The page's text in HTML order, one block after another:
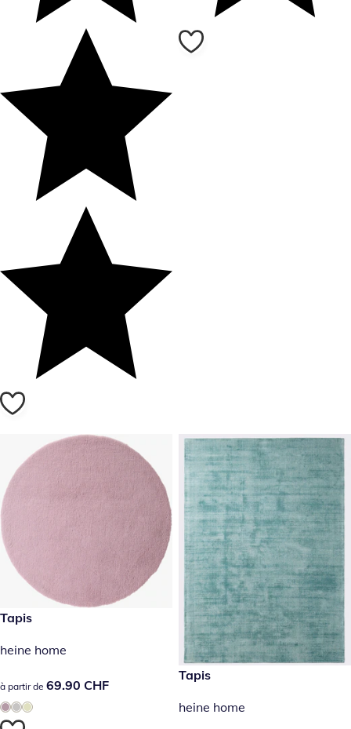
69.90 CHF
Tapis
heine home
69.90 CHF
à partir de 69.90 CHF
prix réduit : 99.90 CHF,
- 28%
Tapis
heine home